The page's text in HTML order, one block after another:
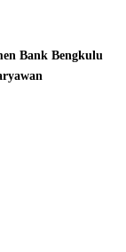
Bank Bengkulu